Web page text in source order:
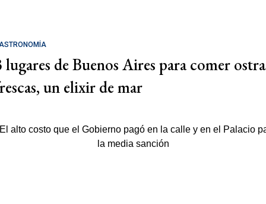
lugares de Buenos Aires para comer
un elixir de mar